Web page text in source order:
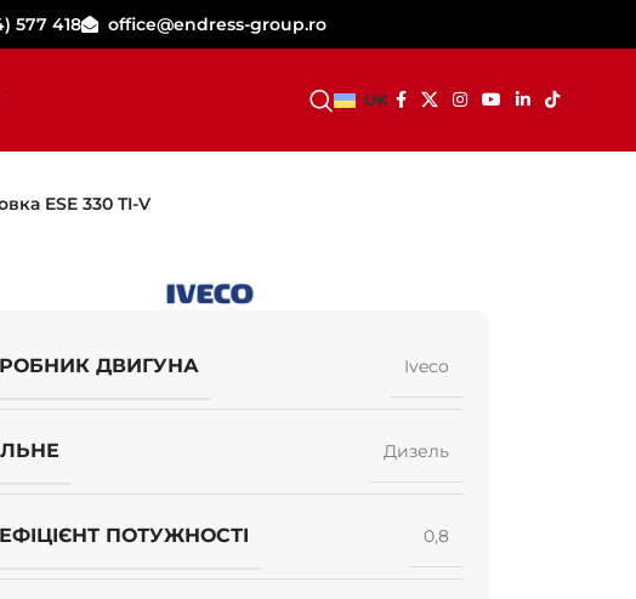
577 418 office@endress-group.ro
UK
ESE 330 TI-V
ДВИГУНА Iveco
Дизель
ПОТУЖНОСТІ 0,8